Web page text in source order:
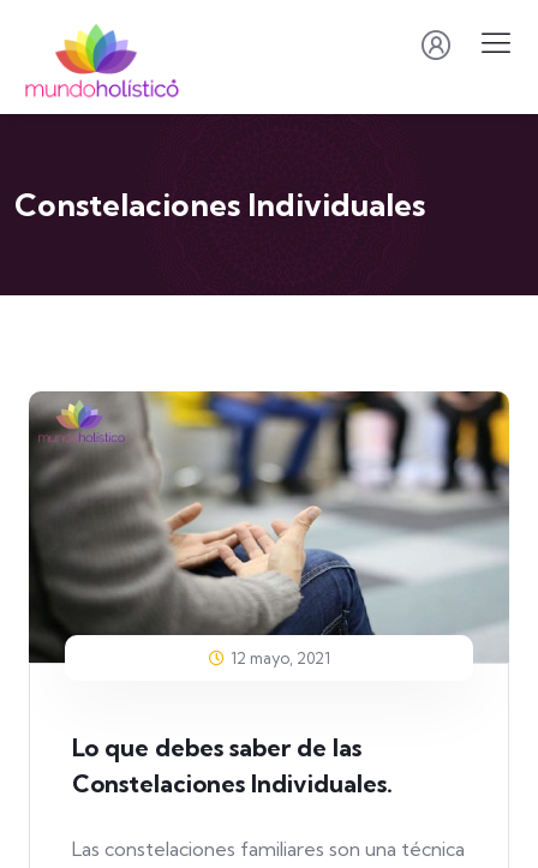
Constelaciones Individuales
12 mayo, 2021
Lo que debes saber de las
Constelaciones Individuales.
Las constelaciones familiares son una técnica